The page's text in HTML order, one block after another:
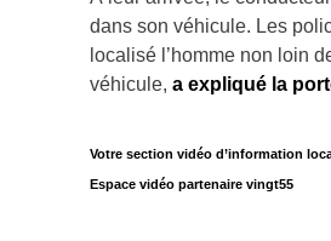
dans son véhicule. Les
localisé l’homme non loin
véhicule,
a expliqué la
Votre section vidéo d’information
Espace vidéo partenaire vingt55